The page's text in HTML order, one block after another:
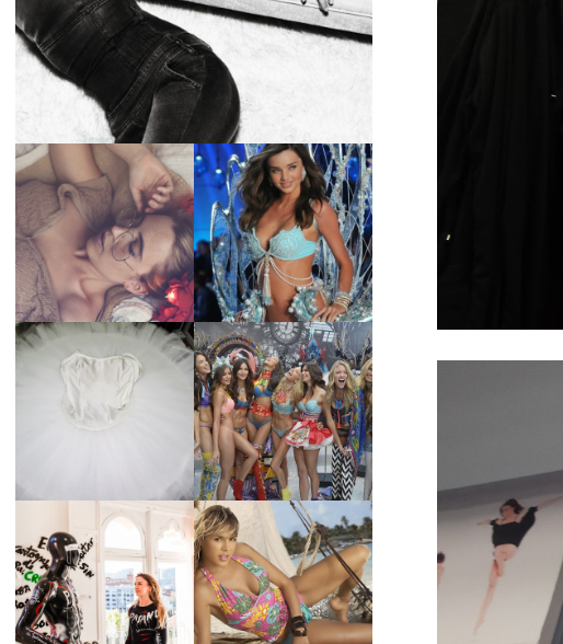
LA BAILARINA
BLANCA DE LA
CRUZ O COMO
REINVENTARSE
ANTE LA
ADVERSIDAD.
LA ALTURA DE LAS
MODELOS MAS
ALTAS
TUTORIAL PARA
HACER UN TUTÚ
DE BALLET DE
¿QUIERES SABER
LA EDAD Y ALTURA
DE LAS MODELOS
VICTORIA'S
SECRET 2017?
MARGA GONZÁLEZ
Y ELIA FERNÁNDEZ
DIALOGAN EN
ESPACIO DEL
ANONIMATO, LA
CASA ROSA DE
OVIEDO
LA ALTURA DE LAS
MODELOS MAS
BAJITAS